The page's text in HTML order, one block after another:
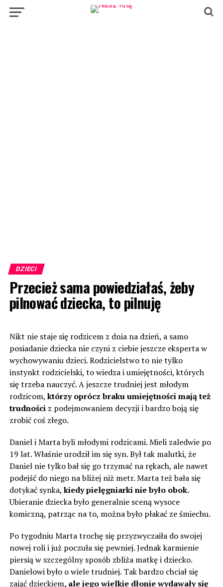
DZIECI
Przecież sama powiedziałaś, żeby
pilnować dziecka, to pilnuję
Nikt nie staje się rodzicem z dnia na dzień, a samo
posiadanie dziecka nie czyni z ciebie jeszcze eksperta w
wychowywaniu dzieci. Rodzicielstwo to nie tylko
instynkt rodzicielski, to wiedza i umiejętności, których
się trzeba nauczyć. A jeszcze trudniej jest młodym
rodzicom,którzy oprócz braku umiejętności mają też
trudnościz podejmowaniem decyzji i bardzo boją się
zrobić coś złego.
Daniel i Marta byli młodymi rodzicami. Mieli zaledwie po
19 lat. Właśnie urodził im się syn. Był tak malutki, że
Daniel nie tylko bał się go trzymać na rękach, ale nawet
podejść do niego na bliżej niż metr. Marta też bała się
dotykać synka,kiedy pielęgniarki nie było obok.
Ubieranie dziecka było generalnie sceną wysoce
komiczną, patrząc na to, można było płakać ze śmiechu.
Po tygodniu Marta trochę się przyzwyczaiła do swojej
nowej roli i już poczuła się pewniej. Jednak karmienie
piersią w szczególny sposób zbliża matkę i dziecko.
Danielowi było o wiele trudniej. Tak bardzo chciał się
zająć dzieckiem, ale jego wielkie dłonie wydawały się